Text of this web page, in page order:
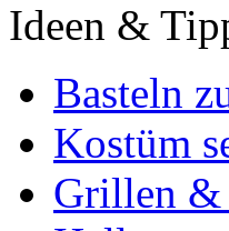
Ideen &
Basteln
Kostüm
Grillen